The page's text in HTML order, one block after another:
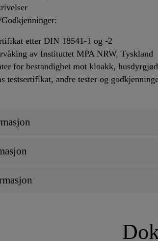
etter DIN 18541-1 og -2
av Instituttet MPA NRW, Tyskland
for bestandighet mot kloakk,
testsertifikat, andre tester og